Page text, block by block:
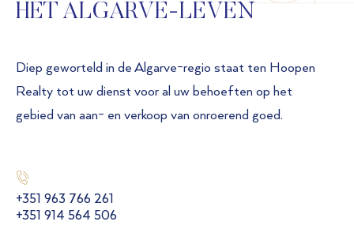
HET ALGARVE-LEVEN
Diep geworteld in de Algarve-regio staat ten Hoopen
Realty tot uw dienst voor al uw behoeften op het
gebied van aan- en verkoop van onroerend goed.
+351 963 766 261
+351 914 564 506